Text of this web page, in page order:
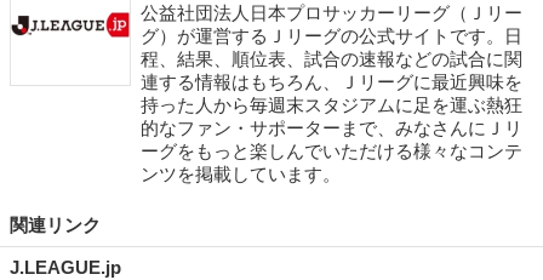
公益社団法人日本プロサッカーリーグ（Ｊリー
グ）が運営するＪリーグの公式サイトです。日
程、結果、順位表、試合の速報などの試合に関
連する情報はもちろん、Ｊリーグに最近興味を
持った人から毎週末スタジアムに足を運ぶ熱狂
的なファン・サポーターまで、みなさんにＪリ
ーグをもっと楽しんでいただける様々なコンテ
ンツを掲載しています。
関連リンク
J.LEAGUE.jp